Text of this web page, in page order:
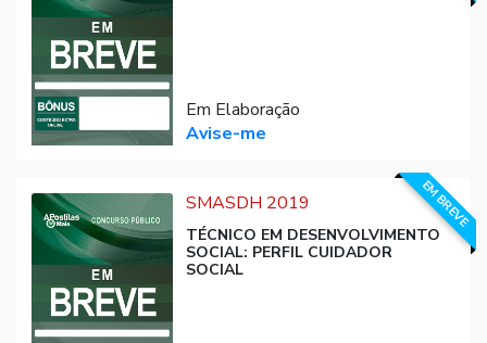
Em Elaboração
Avise-me
EM BREVE
SMASDH 2019
TÉCNICO EM DESENVOLVIMENTO
SOCIAL: PERFIL CUIDADOR
SOCIAL